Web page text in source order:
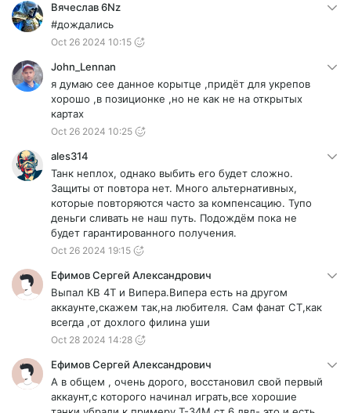
Вячеслав 6Nz
#дождались
Oct 26 2024 10:15
John_Lennan
я думаю сее данное корытце ,придёт для укрепов
хорошо ,в позиционке ,но не как не на открытых
картах
Oct 26 2024 10:25
ales314
Танк неплох, однако выбить его будет сложно.
Защиты от повтора нет. Много альтернативных,
которые повторяются часто за компенсацию. Тупо
деньги сливать не наш путь. Подождём пока не
будет гарантированного получения.
Oct 26 2024 19:15
Ефимов Сергей Александрович
Выпал КВ 4Т и Випера.Випера есть на другом
аккаунте,скажем так,на любителя. Сам фанат СТ,как
всегда ,от дохлого филина уши
Oct 28 2024 14:28
Ефимов Сергей Александрович
А в общем , очень дорого, восстановил свой первый
аккаунт,с которого начинал играть,все хорошие